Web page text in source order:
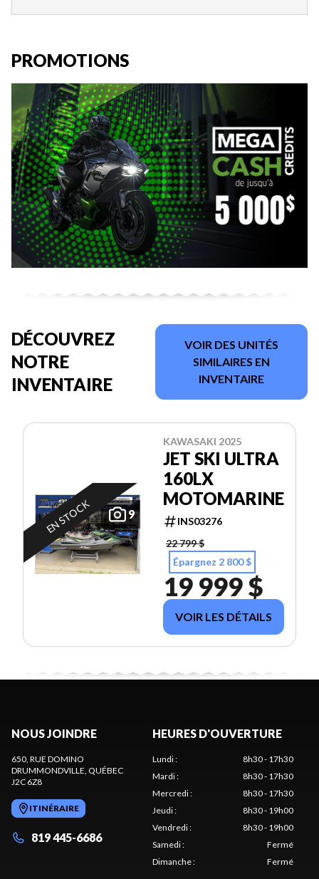
PROMOTIONS
DÉCOUVREZ
NOTRE
INVENTAIRE
VOIR DES UNITÉS
SIMILAIRES EN
INVENTAIRE
9
EN STOCK
KAWASAKI 2025
JET SKI ULTRA
160LX
MOTOMARINE
INS03276
22 799 $
Épargnez 2 800 $
19 999 $
VOIR LES DÉTAILS
NOUS JOINDRE
650, RUE DOMINO
DRUMMONDVILLE, QUÉBEC
J2C 6Z8
ITINÉRAIRE
819 445-6686
HEURES D'OUVERTURE
Lundi:
8h30 - 17h30
Mardi:
8h30 - 17h30
Mercredi:
8h30 - 17h30
Jeudi:
8h30 - 19h00
Vendredi:
8h30 - 19h00
Samedi:
Fermé
Dimanche: Fermé